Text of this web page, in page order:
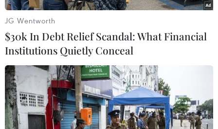
#Đại lễ 1000 năm #Phật giáo
#Lý Thái Tổ
#Xá lợi Phật
Theo dõi VietnamPlus
JG Wentworth
$30k In Debt Relief Scandal: What Financial
Institutions Quietly Conceal